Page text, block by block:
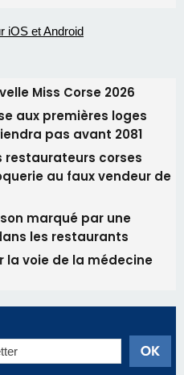
Miss Corse 2026
aux premières loges
pas avant 2081
restaurateurs corses
au faux vendeur de
marqué par une
les restaurants
la voie de la médecine